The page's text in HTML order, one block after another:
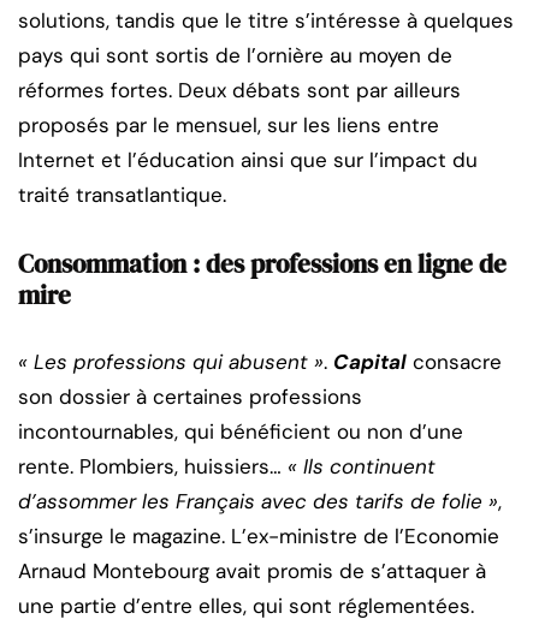
solutions, tandis que le titre s’intéresse à quelques
pays qui sont sortis de l’ornière au moyen de
réformes fortes. Deux débats sont par ailleurs
proposés par le mensuel, sur les liens entre
Internet et l’éducation ainsi que sur l’impact du
traité transatlantique.
Consommation :des professions en ligne de
mire
« Les professions qui abusent ». Capital consacre
son dossier à certaines professions
incontournables, qui bénéficient ou non d’une
rente. Plombiers, huissiers… « Ils continuent
d’assommer les Français avec des tarifs de folie »,
s’insurge le magazine. L’ex-ministre de l’Economie
Arnaud Montebourg avait promis de s’attaquer à
une partie d’entre elles, qui sont réglementées.